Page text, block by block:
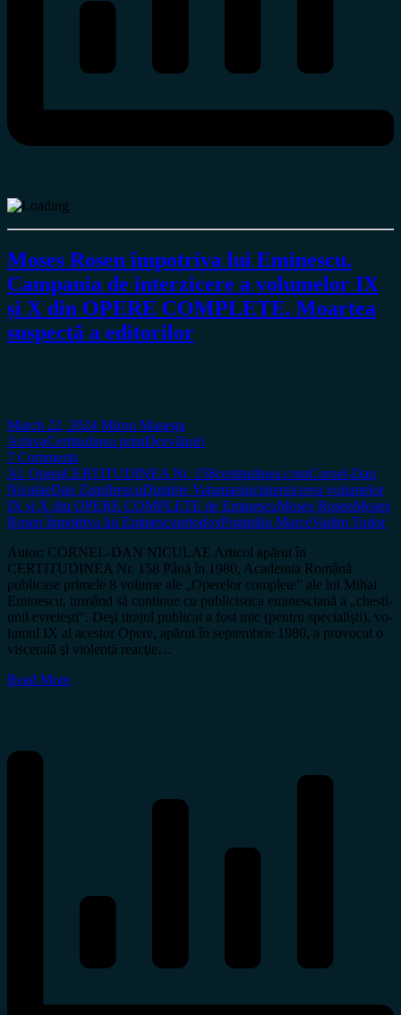
Moses Rosen împotriva lui Eminescu.
Campania de interzicere a volumelor IX
și X din OPERE COMPLETE. Moartea
suspectă a editorilor
March 22, 2024 Miron Manega
ArhivaCertitudinea printDezvăluiri
7 Comments
Al. OpreaCERTITUDINEA Nr. 158certitudinea.comCornel-Dan
NiculaeDan ZamfirescuDimitrie Vatamaniucinterzicerea volumelor
IX și X din OPERE COMPLETE de EminescuMoses RosenMoses
Rosen împotriva lui EminescuortodoxPompiliu MarceVadim Tudor
Autor: CORNEL-DAN NICULAE Articol apărut în
CERTITUDINEA Nr. 158 Până în 1980, Academia Română
publicase primele 8 vo­­­­lu­me ale „Operelor complete” ale lui Mihai
Eminescu, ur­mând să con­­ti­nue cu pu­bli­­cistica eminesciană a „ches­ti­
u­nii evre­­­ieşti“. Deşi tirajul publicat a fost mic (pentru speci­a­lişti), vo­
lu­mul IX al acestor Opere, apărut în sep­tem­brie 1980, a pro­vo­cat o
vis­ce­ra­lă şi vio­len­tă reacţie…
Read More